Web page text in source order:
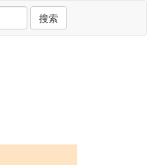
搜索